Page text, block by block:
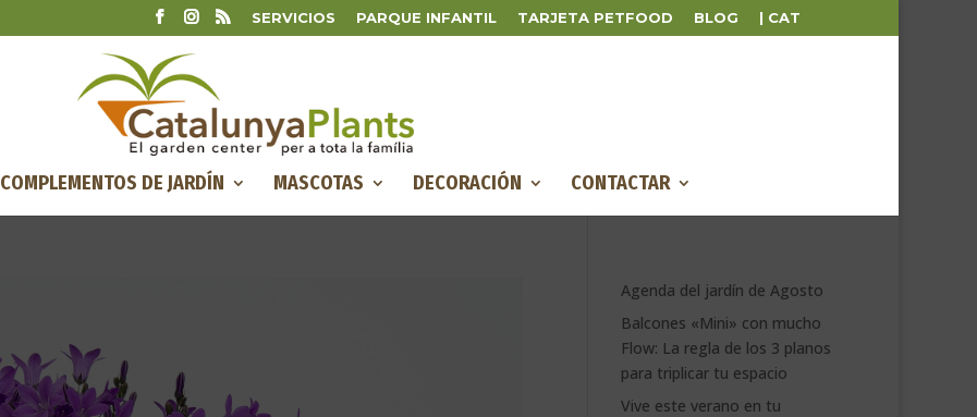
SERVICIOS PARQUE INFANTIL TARJETA PETFOOD BLOG | CAT
COMPLEMENTOS DE JARDÍN MASCOTAS DECORACIÓN CONTACTAR
Agenda del jardín de Agosto
Balcones «Mini» con mucho
Flow: La regla de los 3 planos
para triplicar tu espacio
Vive este verano en tu